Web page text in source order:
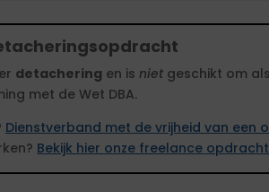
detachering en is niet geschikt om
met de Wet DBA.
Dienstverband met de vrijheid van een
Bekijk hier onze freelance